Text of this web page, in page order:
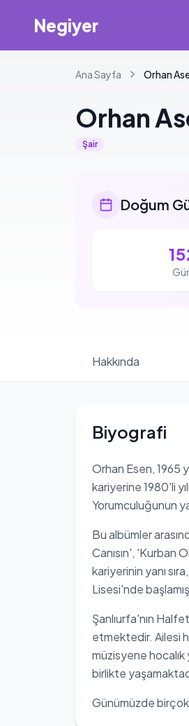
Negiyer
Ana Sayfa Orhan
Orhan
Şair
Doğum
Hakkında
Biyografi
Orhan Esen, 1965
kariyerine 1980'li
Yorumculuğunun
Bu albümler
Canısın', 'Kurban
kariyerinin yanı
Lisesi'nde
Şanlıurfa'nın
etmektedir. Ailesi
müzisyene
birlikte
Günümüzde